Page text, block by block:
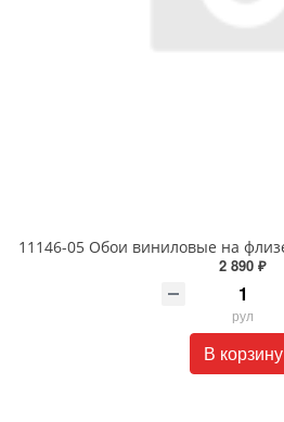
2 890 ₽
рул
В корзину